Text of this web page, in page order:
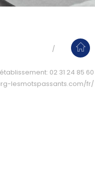
02 31 24 85 60
lesmotspassants.com/fr/